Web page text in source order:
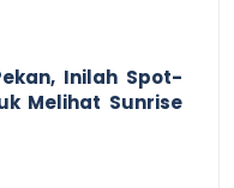
Inilah Spot-
Melihat Sunrise